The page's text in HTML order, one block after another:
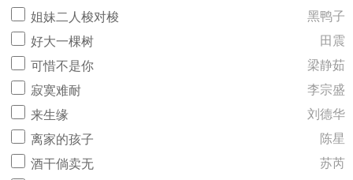
姐妹二人梭对梭
黑鸭子
好大一棵树
田震
可惜不是你
梁静茹
寂寞难耐
李宗盛
来生缘
刘德华
离家的孩子
陈星
酒干倘卖无
苏芮